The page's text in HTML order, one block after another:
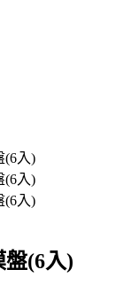
(6入)